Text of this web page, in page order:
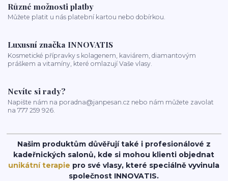
Různé možnosti platby
Můžete platit u nás platební kartou nebo dobírkou.
Luxusní značka INNOVATIS
Kosmetické přípravky s kolagenem, kaviárem, diamantovým
práškem a vitamíny, které omlazují Vaše vlasy.
Nevíte si rady?
Napište nám na poradna@janpesan.cz nebo nám můžete zavolat
na 777 259 926.
Našim produktům důvěřují také i profesionálové z
kadeřnických salonů, kde si mohou klienti objednat
unikátní terapie pro své vlasy, které speciálně vyvinula
společnost INNOVATIS.